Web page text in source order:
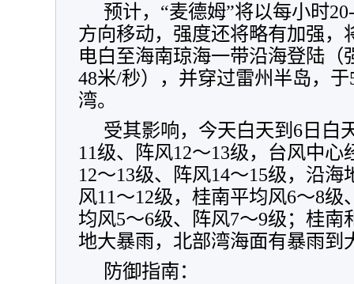
预计，“麦德姆”将以每小时
方向移动，强度还将略有加强，
电白至海南琼海一带沿海登陆（
48米/秒），并穿过雷州半岛，
湾。
受其影响，今天白天到6日白
11级、阵风12～13级，台风中
12～13级、阵风14～15级，沿
风11～12级，桂南平均风6～8级
均风5～6级、阵风7～9级；桂
地大暴雨，北部湾海面有暴雨到
防御指南：